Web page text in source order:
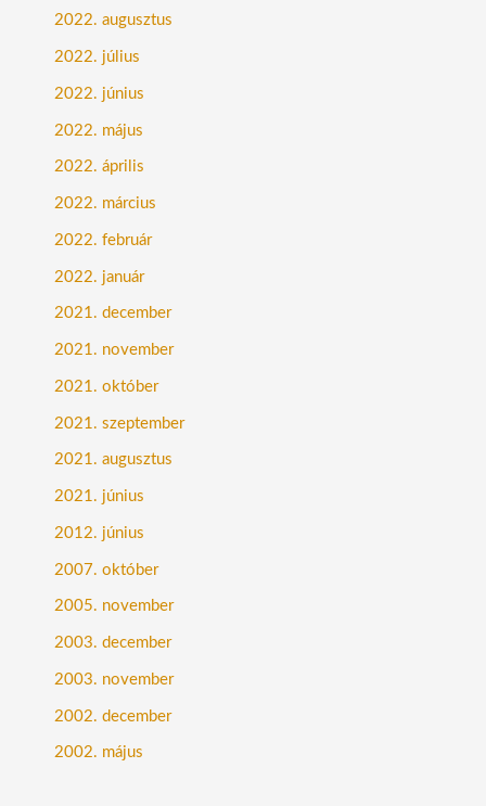
2022. augusztus
2022. július
2022. június
2022. május
2022. április
2022. március
2022. február
2022. január
2021. december
2021. november
2021. október
2021. szeptember
2021. augusztus
2021. június
2012. június
2007. október
2005. november
2003. december
2003. november
2002. december
2002. május